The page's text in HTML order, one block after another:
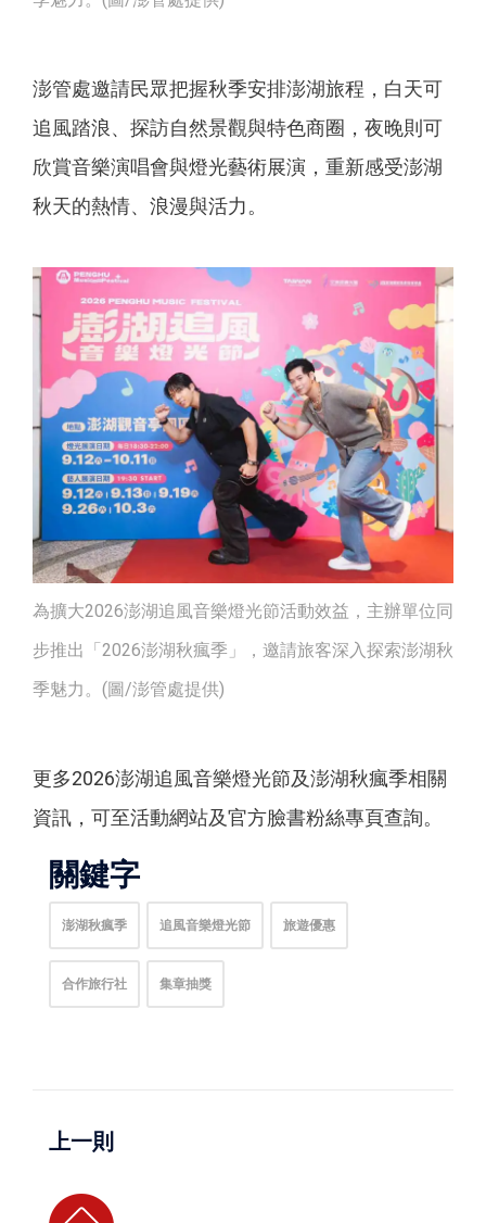
澎管處邀請民眾把握秋季安排澎湖旅程，白天可
追風踏浪、探訪自然景觀與特色商圈，夜晚則可
欣賞音樂演唱會與燈光藝術展演，重新感受澎湖
秋天的熱情、浪漫與活力。
為擴大2026澎湖追風音樂燈光節活動效益，主辦單位同
步推出「2026澎湖秋瘋季」，邀請旅客深入探索澎湖秋
季魅力。(圖/澎管處提供)
更多2026澎湖追風音樂燈光節及澎湖秋瘋季相關
資訊，可至活動網站及官方臉書粉絲專頁查詢。
關鍵字
澎湖秋瘋季 追風音樂燈光節 旅遊優惠
合作旅行社 集章抽獎
上一則